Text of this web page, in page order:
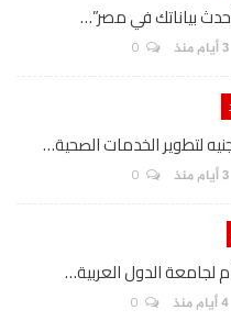
بياناتك في مصر”…
3 أيام منذ
3 أيام منذ
لجامعة الدول العربية…
4 أيام منذ